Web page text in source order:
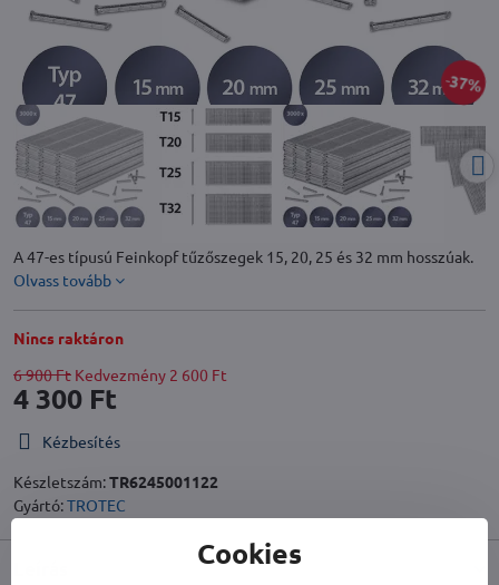
37%
A 47-es típusú Feinkopf tűzőszegek 15, 20, 25 és 32 mm hosszúak.
Olvass tovább
Nincs raktáron
6 900 Ft Kedvezmény 2 600 Ft
4 300 Ft
Kézbesítés
Készletszám:TR6245001122
Gyártó:TROTEC
Cookies